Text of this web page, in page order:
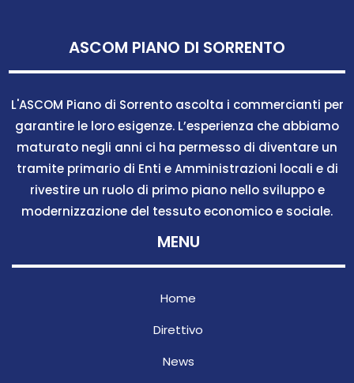
ASCOM PIANO DI SORRENTO
L'ASCOM Piano di Sorrento ascolta i commercianti per
garantire le loro esigenze. L’esperienza che abbiamo
maturato negli anni ci ha permesso di diventare un
tramite primario di Enti e Amministrazioni locali e di
rivestire un ruolo di primo piano nello sviluppo e
modernizzazione del tessuto economico e sociale.
MENU
Home
Direttivo
News